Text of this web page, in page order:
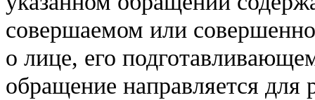
совершаемом или
о лице, его
обращение направляется для